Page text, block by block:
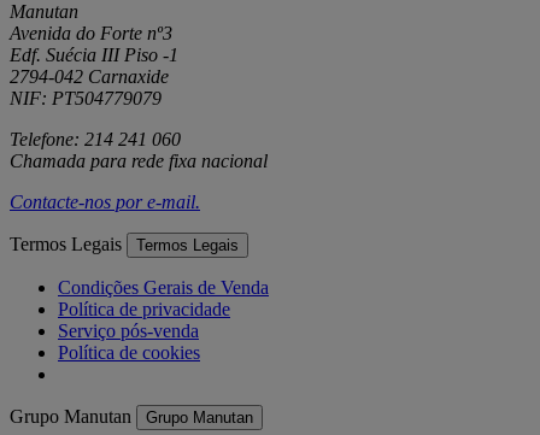
Manutan
Avenida do Forte nº3
Edf. Suécia III Piso -1
2794-042 Carnaxide
NIF: PT504779079
Telefone: 214 241 060
Chamada para rede fixa nacional
Contacte-nos pore-mail.
Termos Legais Termos Legais
Condições Gerais de Venda
Política de privacidade
Serviço pós-venda
Política de cookies
Grupo Manutan Grupo Manutan